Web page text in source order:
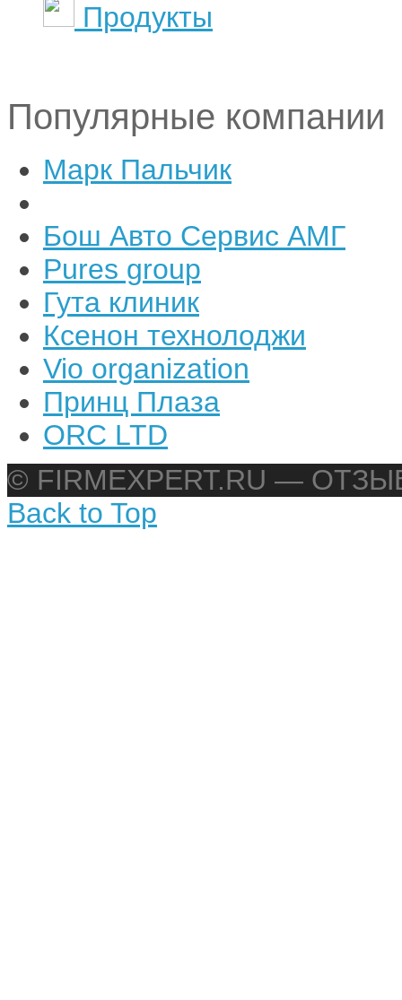
Продукты
Популярные компании
Марк Пальчик
Бош Авто Сервис АМГ
Pures group
Гута клиник
Ксенон технолоджи
Vio organization
Принц Плаза
ORC LTD
© FIRMEXPERT.RU —
Back to Top